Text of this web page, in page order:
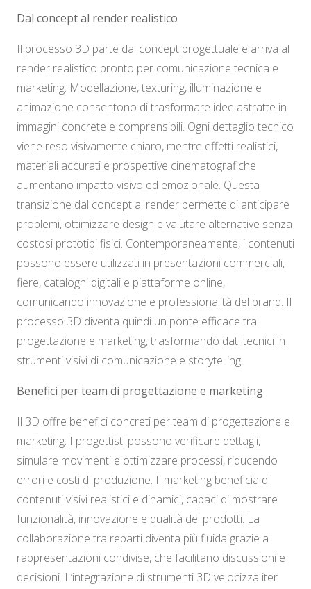
Dal concept al render realistico
Il processo 3D parte dal concept progettuale e arriva al
render realistico pronto per comunicazione tecnica e
marketing. Modellazione, texturing, illuminazione e
animazione consentono di trasformare idee astratte in
immagini concrete e comprensibili. Ogni dettaglio tecnico
viene reso visivamente chiaro, mentre effetti realistici,
materiali accurati e prospettive cinematografiche
aumentano impatto visivo ed emozionale. Questa
transizione dal concept al render permette di anticipare
problemi, ottimizzare design e valutare alternative senza
costosi prototipi fisici. Contemporaneamente, i contenuti
possono essere utilizzati in presentazioni commerciali,
fiere, cataloghi digitali e piattaforme online,
comunicando innovazione e professionalità del brand. Il
processo 3D diventa quindi un ponte efficace tra
progettazione e marketing, trasformando dati tecnici in
strumenti visivi di comunicazione e storytelling.
Benefici per team di progettazione e marketing
Il 3D offre benefici concreti per team di progettazione e
marketing. I progettisti possono verificare dettagli,
simulare movimenti e ottimizzare processi, riducendo
errori e costi di produzione. Il marketing beneficia di
contenuti visivi realistici e dinamici, capaci di mostrare
funzionalità, innovazione e qualità dei prodotti. La
collaborazione tra reparti diventa più fluida grazie a
rappresentazioni condivise, che facilitano discussioni e
decisioni. L’integrazione di strumenti 3D velocizza iter